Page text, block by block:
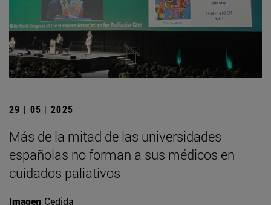
29 | 05 | 2025
Más de la mitad de las universidades
españolas no forman a sus médicos en
cuidados paliativos
Imagen Cedida